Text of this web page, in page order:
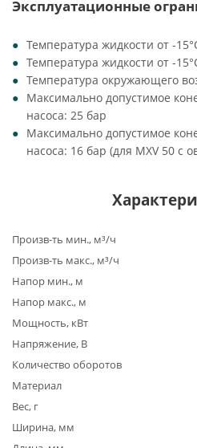
Эксплуатационные
Температура жидкости от -
Температура жидкости от -
Температура окружающего
Максимально допустимое
насоса: 25 бар
Максимально допустимое
насоса: 16 бар (для MXV 50 с
Произв-ть мин., м³/ч
Произв-ть макс., м³/ч
Напор мин., м
Напор макс., м
Мощность, кВт
Напряжение, В
Количество оборотов
Материал
Вес, г
Ширина, мм